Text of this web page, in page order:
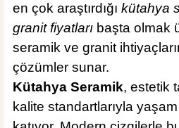
295,00 TL
Sepete Ekle
KARGO BEDAVA
en çok araştırdığı kütahya
granit fiyatları başta olmak
seramik ve granit
çözümler sunar.
Kütahya Seramik, estetik
kalite standartlarıyla yaşam